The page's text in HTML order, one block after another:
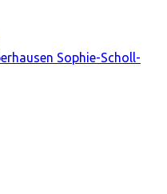
Sophie-Scholl-